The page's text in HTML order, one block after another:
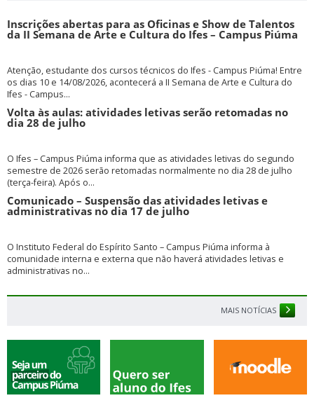
Inscrições abertas para as Oficinas e Show de Talentos
da II Semana de Arte e Cultura do Ifes – Campus Piúma
Atenção, estudante dos cursos técnicos do Ifes - Campus Piúma! Entre
os dias 10 e 14/08/2026, acontecerá a II Semana de Arte e Cultura do
Ifes - Campus...
Volta às aulas: atividades letivas serão retomadas no
dia 28 de julho
O Ifes – Campus Piúma informa que as atividades letivas do segundo
semestre de 2026 serão retomadas normalmente no dia 28 de julho
(terça-feira). Após o...
Comunicado – Suspensão das atividades letivas e
administrativas no dia 17 de julho
O Instituto Federal do Espírito Santo – Campus Piúma informa à
comunidade interna e externa que não haverá atividades letivas e
administrativas no...
MAIS NOTÍCIAS